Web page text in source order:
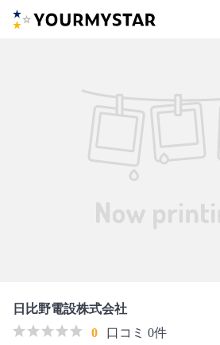
日比野電設株式会社
0
口コミ 0件